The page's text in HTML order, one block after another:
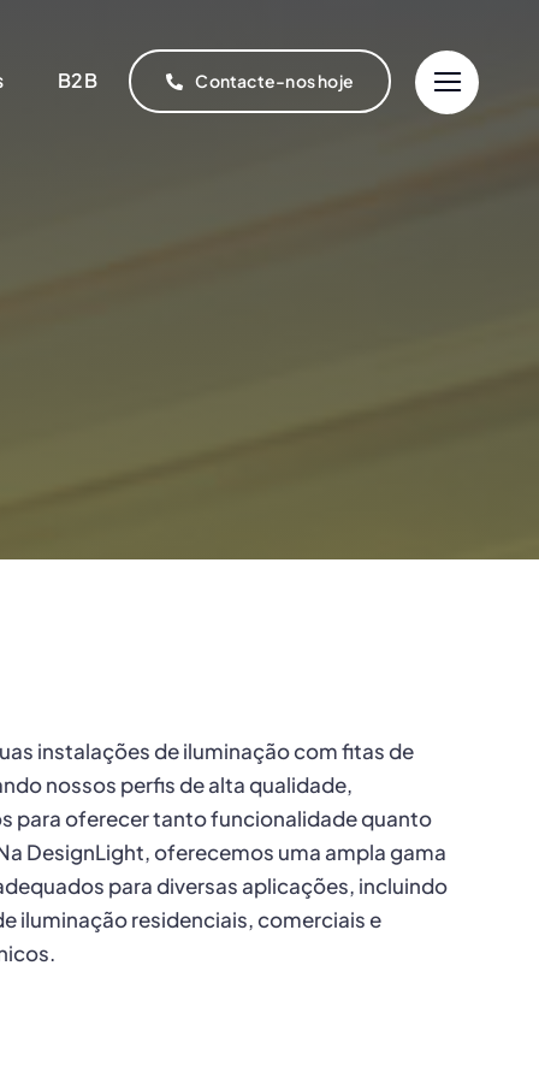
B2B Contacte-nos hoje
instalações de iluminação com fitas de
nossos perfis de alta qualidade,
para oferecer tanto funcionalidade quanto
DesignLight, oferecemos uma ampla gama
para diversas aplicações, incluindo
iluminação residenciais, comerciais e